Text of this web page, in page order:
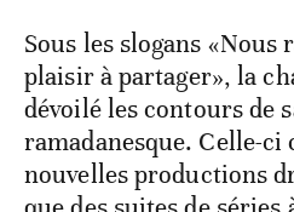
Sous les slogans «Nous
plaisir à partager», la
dévoilé les contours de
ramadanesque. Celle-ci
nouvelles productions